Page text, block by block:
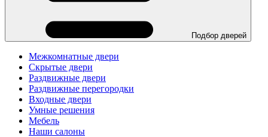
Подбор дверей
Межкомнатные двери
Скрытые двери
Раздвижные двери
Раздвижные перегородки
Входные двери
Умные решения
Мебель
Наши салоны